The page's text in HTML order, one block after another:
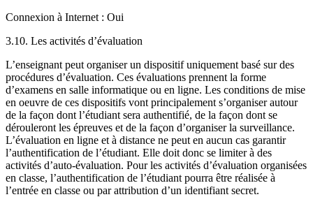
Connexion à Internet : Oui
3.10. Les activités d’évaluation
L’enseignant peut organiser un dispositif uniquement basé sur des
procédures d’évaluation. Ces évaluations prennent la forme
d’examens en salle informatique ou en ligne. Les conditions de mise
en oeuvre de ces dispositifs vont principalement s’organiser autour
de la façon dont l’étudiant sera authentifié, de la façon dont se
dérouleront les épreuves et de la façon d’organiser la surveillance.
L’évaluation en ligne et à distance ne peut en aucun cas garantir
l’authentification de l’étudiant. Elle doit donc se limiter à des
activités d’auto-évaluation. Pour les activités d’évaluation organisées
en classe, l’authentification de l’étudiant pourra être réalisée à
l’entrée en classe ou par attribution d’un identifiant secret.